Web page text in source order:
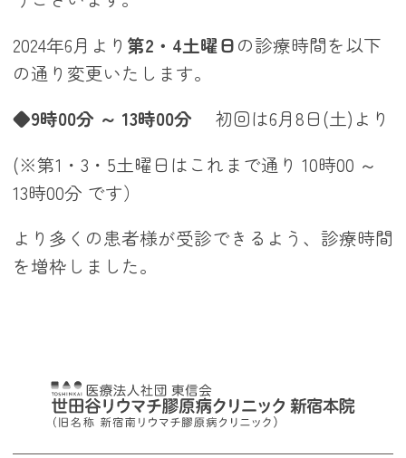
2024年6月より 第2・4土曜日の診療時間を以下
の通り変更いたします。
◆9時00分 ～ 13時00分 初回は6月8日(土)より
(※第1・3・5土曜日はこれまで通り 10時00 ～
13時00分 です）
より多くの患者様が受診できるよう、診療時間
を増枠しました。